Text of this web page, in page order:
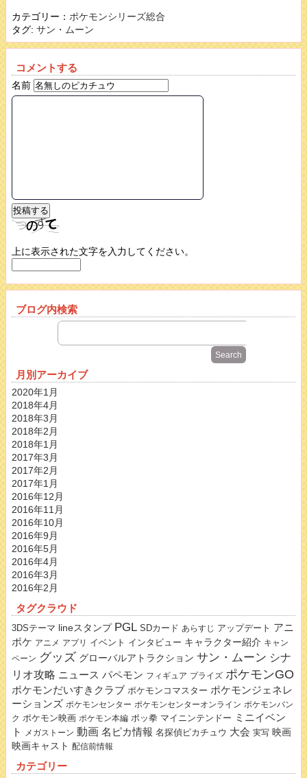
カテゴリー： ポケモンシリーズ総合
タグ: サン・ムーン
コメントする
名前
上に表示された文字を入力してください。
ブログ内検索
月別アーカイブ
2020年1月
2018年4月
2018年3月
2018年2月
2018年1月
2017年3月
2017年2月
2017年1月
2016年12月
2016年11月
2016年10月
2016年9月
2016年5月
2016年4月
2016年3月
2016年2月
タグクラウド
3DSテーマ lineスタンプ PGL SDカード あらすじ アップデート アニ
ポケ アニメ アプリ イベント インタビュー キャラクター紹介 キャン
ペーン グッズ グローバルアトラクション サン・ムーン シナ
リオ攻略 ニュース パペモン フィギュア プライズ ポケモンGO
ポケモンだいすきクラブ ポケモンコマスター ポケモンジェネレ
ーションズ ポケモンセンター ポケモンセンターオンライン ポケモンバン
ク ポケモン映画 ポケモン本編 ポッ拳 マイニンテンドー ミニイベン
ト
メガストーン 動画 名ピカ情報 名探偵ピカチュウ 大会 実写 映画
映画キャスト 配信前情報
カテゴリー